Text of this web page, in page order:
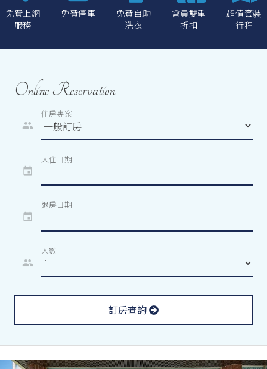
免費上網
服務
免費停車
免費自助
洗衣
會員雙重
折扣
超值套裝
行程
Online Reservation
住房專案
people
入住日期
event
退房日期
event
人數
people
訂房查詢